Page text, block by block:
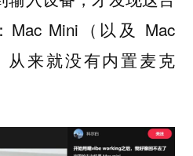
Mini（以及 Mac
从来就没有内置麦克